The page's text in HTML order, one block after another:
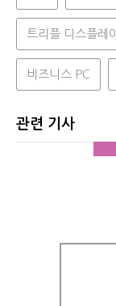
트리플 디스플레이
비즈니스 PC
관련 기사